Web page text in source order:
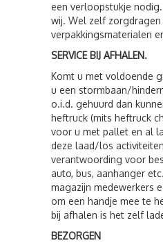
een verloopstukje
wij. Wel zelf
verpakkingsmaterialen
SERVICE BIJ AFHALEN.
Komt u met voldoende
u een stormbaan/
o.i.d. gehuurd dan
heftruck (mits heftruck
voor u met pallet en al
deze laad/los
verantwoording voor
auto, bus, aanhanger
magazijn medewerkers
om een handje mee te
bij afhalen is het zelf
BEZORGEN